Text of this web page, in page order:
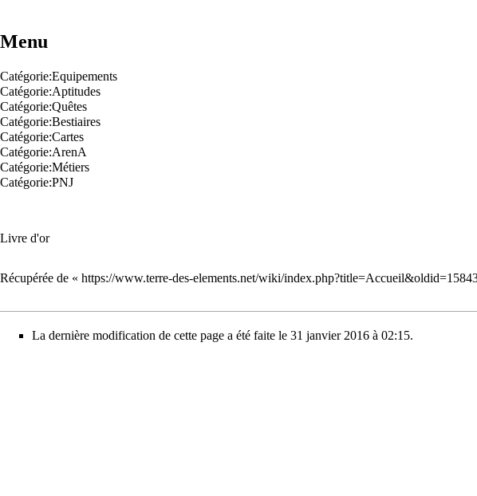
Menu
Catégorie:Equipements
Catégorie:Aptitudes
Catégorie:Quêtes
Catégorie:Bestiaires
Catégorie:Cartes
Catégorie:ArenA
Catégorie:Métiers
Catégorie:PNJ
Livre d'or
Récupérée de « https://www.terre-des-elements.net/wiki/
La dernière modification de cette page a été faite le 31 janvier 2016 à 02:15.